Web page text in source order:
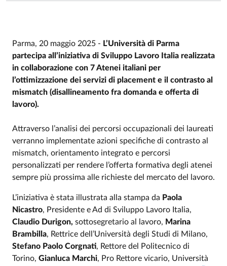
Parma, 20 maggio 2025 - L’Università di Parma
partecipa all’iniziativa di Sviluppo Lavoro Italia realizzata
in collaborazione con 7 Atenei italiani per
l’ottimizzazione dei servizi di placement e il contrasto al
mismatch (disallineamento fra domanda e offerta di
lavoro).
Attraverso l’analisi dei percorsi occupazionali dei laureati
verranno implementate azioni specifiche di contrasto al
mismatch, orientamento integrato e percorsi
personalizzati per rendere l’offerta formativa degli atenei
sempre più prossima alle richieste del mercato del lavoro.
L’iniziativa è stata illustrata alla stampa da Paola
Nicastro, Presidente e Ad di Sviluppo Lavoro Italia,
Claudio Durigon, sottosegretario al lavoro, Marina
Brambilla, Rettrice dell’Università degli Studi di Milano,
Stefano Paolo Corgnati, Rettore del Politecnico di
Torino, Gianluca Marchi, Pro Rettore vicario, Università